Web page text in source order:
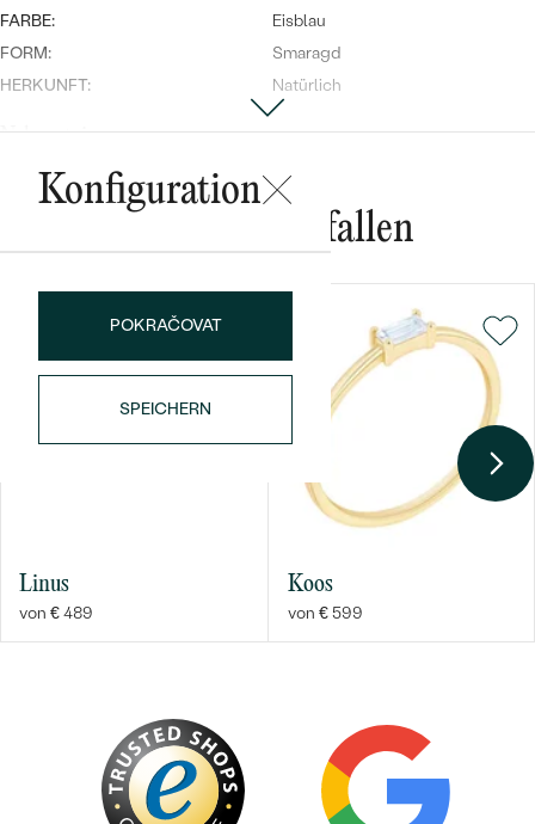
Wave Kollektion
ANSEHEN
FARBE:
Eisblau
FORM:
Smaragd
HERKUNFT:
Natürlich
Nebensteine
Diamant
Konfiguration
POKRAČOVAT
SPEICHERN
Das könnte Ihnen gefallen
Linus
von € 489
Koos
von € 599